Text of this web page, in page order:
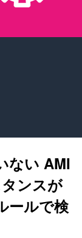
ない AMI
ンスが
ールで検